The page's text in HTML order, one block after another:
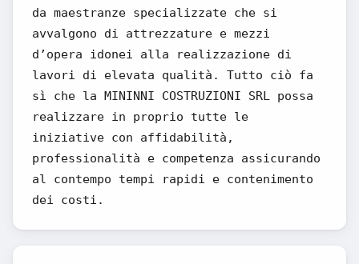
da maestranze specializzate che si
avvalgono di attrezzature e mezzi
d’opera idonei alla realizzazione di
lavori di elevata qualità. Tutto ciò fa
sì che la MININNI COSTRUZIONI SRL possa
realizzare in proprio tutte le
iniziative con affidabilità,
professionalità e competenza assicurando
al contempo tempi rapidi e contenimento
dei costi.